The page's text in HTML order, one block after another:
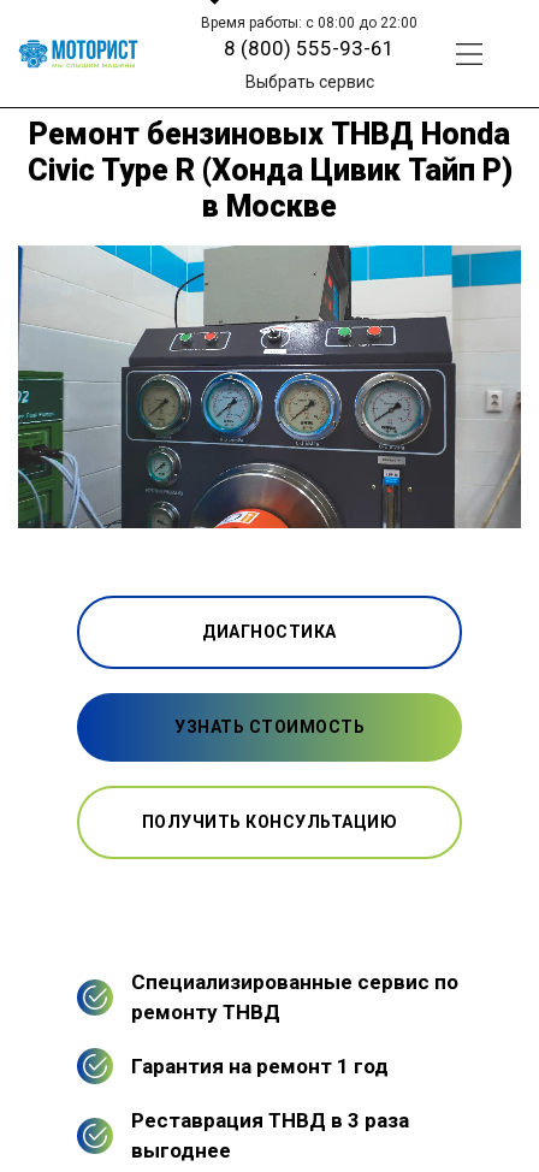
Время работы: с 08:00 до 22:00
8 (800) 555-93-61
Выбрать сервис
Ремонт бензиновых ТНВД Honda
Civic Type R (Хонда Цивик Тайп Р)
в Москве
ДИАГНОСТИКА
УЗНАТЬ СТОИМОСТЬ
ПОЛУЧИТЬ КОНСУЛЬТАЦИЮ
Специализированные сервис по
ремонту ТНВД
Гарантия на ремонт 1 год
Реставрация ТНВД в 3 раза
выгоднее